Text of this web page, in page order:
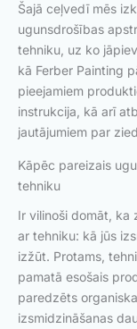
Šajā ceļvedī mēs
ugunsdrošības
tehniku, uz ko
kā Ferber Painting
pieejamiem
instrukcija, kā arī
jautājumiem par
Kāpēc pareizais
tehniku
Ir vilinoši domāt, ka
ar tehniku: kā jūs
izžūt. Protams,
pamatā esošais
paredzēts
izsmidzināšanas